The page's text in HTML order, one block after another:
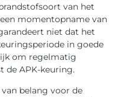
van het
momentopname van
niet dat het
in goede
om regelmatig
de APK-keuring.
belang voor de